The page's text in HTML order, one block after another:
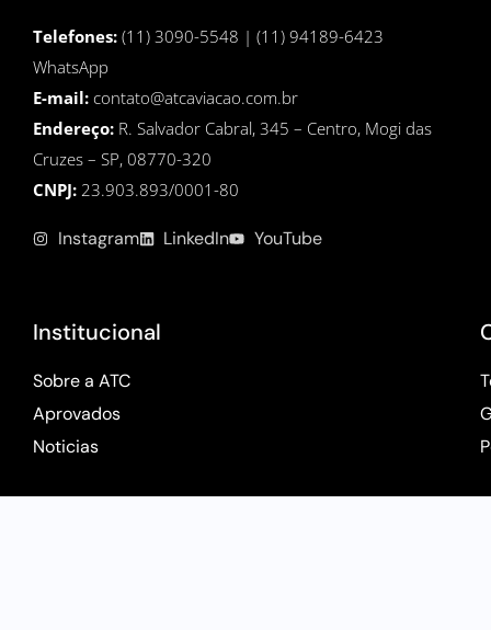
Telefones: (11) 3090-5548 | (11) 94189-6423
WhatsApp
E-mail: contato@atcaviacao.com.br
Endereço: R. Salvador Cabral, 345 – Centro, Mogi das
Cruzes – SP, 08770-320
CNPJ: 23.903.893/0001-80
Instagram LinkedIn YouTube
Institucional
Sobre a ATC
Aprovados
Noticias